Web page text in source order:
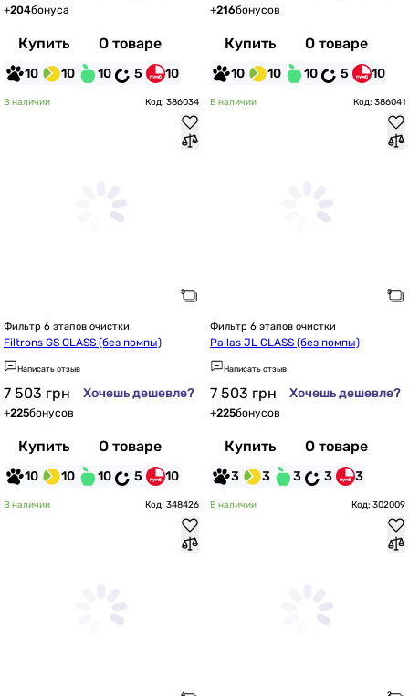
+204бонуса
Купить О товаре
10 10 10 5 10
+216бонусов
Купить О товаре
10 10 10 5 10
В наличии Код: 386034
Фильтр 6 этапов очистки
Filtrons GS CLASS (без помпы)
Написать отзыв
7 503 грн Хочешь дешевле?
+225бонусов
Купить О товаре
10 10 10 5 10
В наличии Код: 386041
Фильтр 6 этапов очистки
Pallas JL CLASS (без помпы)
Написать отзыв
7 503 грн Хочешь дешевле?
+225бонусов
Купить О товаре
3 3 3 3 3
В наличии Код: 348426 В наличии Код: 302009